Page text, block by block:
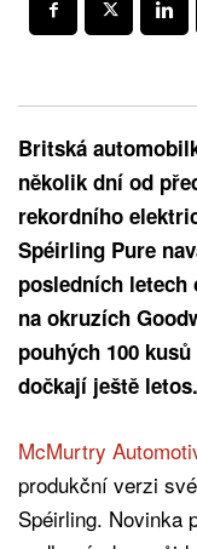
Britská
několik dní od
rekordního
Spéirling Pure
posledních
na okruzích
pouhých 100
dočkají ještě letos.
McMurtry
produkční verzi
Spéirling. Novinka